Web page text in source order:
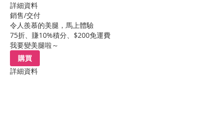
詳細資料
銷售/交付
令人羨慕的美腿，馬上體驗
75折、賺10%積分、$200免運費
我要變美腿啦～
購買
詳細資料